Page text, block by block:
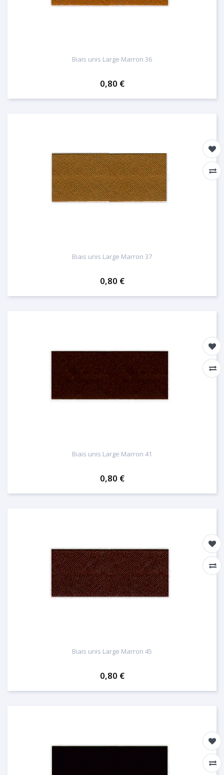
Biais unis Large Marron 36
0,80 €
Biais unis Large Marron 37
0,80 €
Biais unis Large Marron 41
0,80 €
Biais unis Large Marron 45
0,80 €